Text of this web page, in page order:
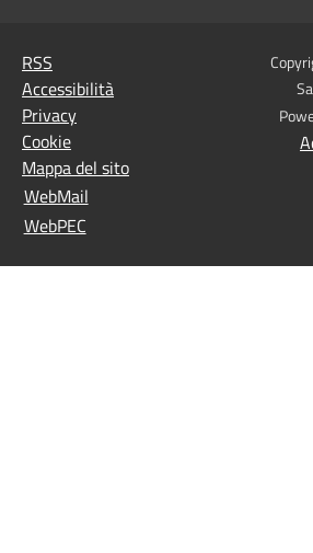
RSS
Accessibilità
Privacy
Cookie
Mappa del sito
WebMail
WebPEC